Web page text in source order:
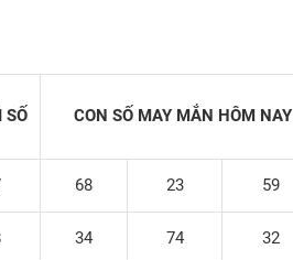
SỐ CON SỐ MAY MẮN HÔM NAY
68 23 59
34 74 32